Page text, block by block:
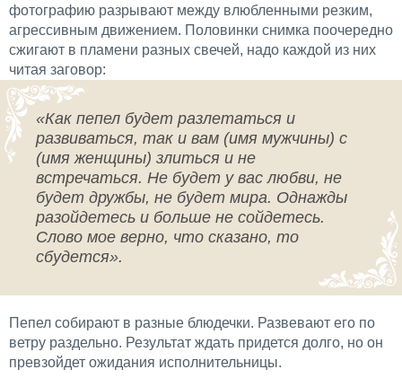
фотографию разрывают между влюбленными резким,
агрессивным движением. Половинки снимка поочередно
сжигают в пламени разных свечей, надо каждой из них
читая заговор:
«Как пепел будет разлетаться и
развиваться, так и вам (имя мужчины) с
(имя женщины) злиться и не
встречаться. Не будет у вас любви, не
будет дружбы, не будет мира. Однажды
разойдетесь и больше не сойдетесь.
Слово мое верно, что сказано, то
сбудется».
Пепел собирают в разные блюдечки. Развевают его по
ветру раздельно. Результат ждать придется долго, но он
превзойдет ожидания исполнительницы.